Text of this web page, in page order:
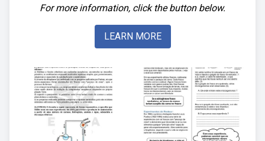
For more information, click the button below.
LEARN MORE